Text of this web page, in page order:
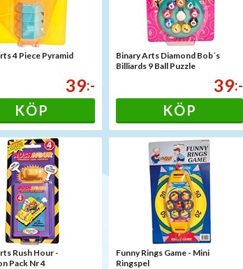
4 Piece Pyramid
39:-
KÖP
Binary Arts Diamond Bob´s
Billiards 9 Ball Puzzle
39:-
KÖP
Rush Hour -
Pack Nr 4
Funny Rings Game - Mini
Ringspel